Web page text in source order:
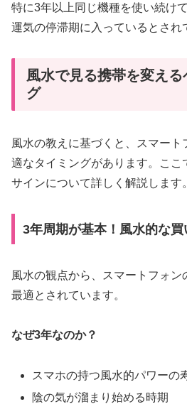
特に3年以上同じ機種を使い続け
運気の停滞期に入っているとされ
風水で見る携帯を変え
グ
風水の教えに基づくと、スマー
適なタイミングがあります。ここ
サインについて詳しく解説します。
3年周期が基本！風水的な
風水の観点から、スマートフォン
最適とされています。
なぜ3年なのか？
スマホの持つ風水的パワーの
陰の気が溜まり始める時期